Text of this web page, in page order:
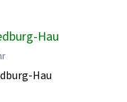
Hau
Hau